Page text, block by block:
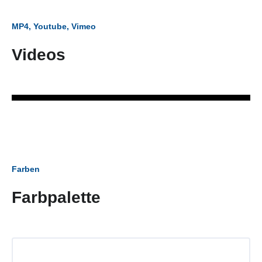
MP4, Youtube, Vimeo
Videos
Farben
Farbpalette